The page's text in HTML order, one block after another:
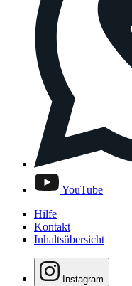
YouTube
Hilfe
Kontakt
Inhaltsübersicht
Instagram